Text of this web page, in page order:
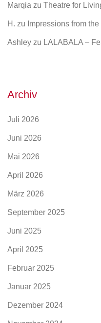
Marqia zu Theatre for
H. zu Impressions from
Ashley zu LALABALA –
Archiv
Juli 2026
Juni 2026
Mai 2026
April 2026
März 2026
September 2025
Juni 2025
April 2025
Februar 2025
Januar 2025
Dezember 2024